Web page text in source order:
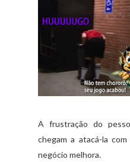
A frustração do
chegam a atacá-la
negócio melhora.